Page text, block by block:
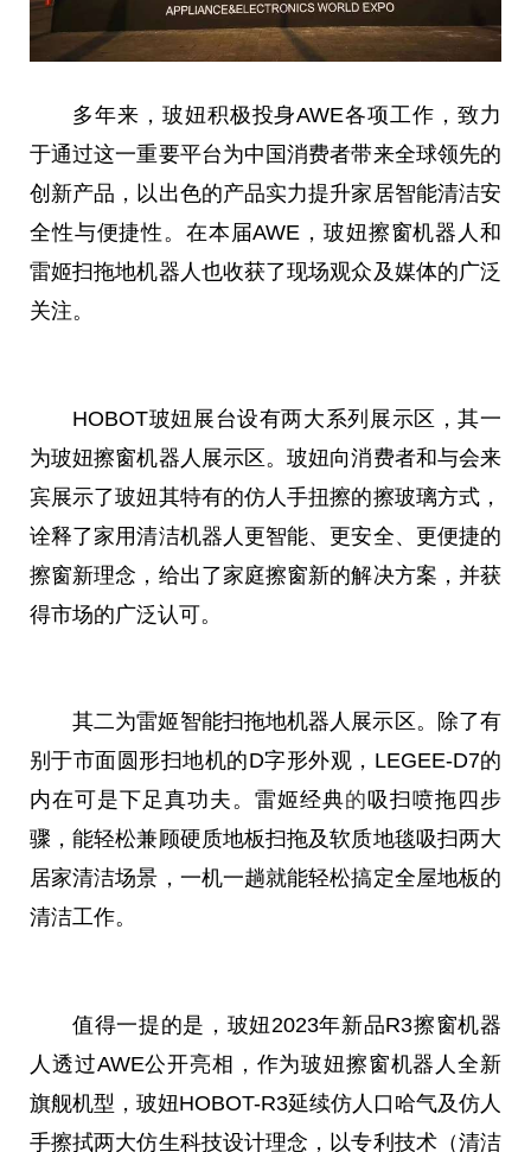
多年来，玻妞积极投身AWE各项工作，致力
于通过这一重要平台为中国消费者带来全球领先的
创新产品，以出色的产品实力提升家居智能清洁安
全性与便捷性。在本届AWE，玻妞擦窗机器人和
雷姬扫拖地机器人也收获了现场观众及媒体的广泛
关注。
HOBOT玻妞展台设有两大系列展示区，其一
为玻妞擦窗机器人展示区。玻妞向消费者和与会来
宾展示了玻妞其特有的仿人手扭擦的擦玻璃方式，
诠释了家用清洁机器人更智能、更安全、更便捷的
擦窗新理念，给出了家庭擦窗新的解决方案，并获
得市场的广泛认可。
其二为雷姬智能扫拖地机器人展示区。除了有
别于市面圆形扫地机的D字形外观，LEGEE-D7的
内在可是下足真功夫。雷姬经典的吸扫喷拖四步
骤，能轻松兼顾硬质地板扫拖及软质地毯吸扫两大
居家清洁场景，一机一趟就能轻松搞定全屋地板的
清洁工作。
值得一提的是，玻妞2023年新品R3擦窗机器
人透过AWE公开亮相，作为玻妞擦窗机器人全新
旗舰机型，玻妞HOBOT-R3延续仿人口哈气及仿人
手擦拭两大仿生科技设计理念，以专利技术（清洁